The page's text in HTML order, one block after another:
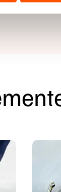
de
pagina.